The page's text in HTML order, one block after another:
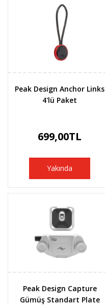
Peak Design Anchor Links
4'lü Paket
699,00TL
Yakında
Peak Design Capture
Gümüş Standart Plate